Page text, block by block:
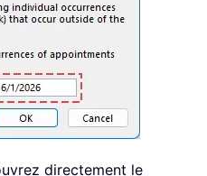
directement le